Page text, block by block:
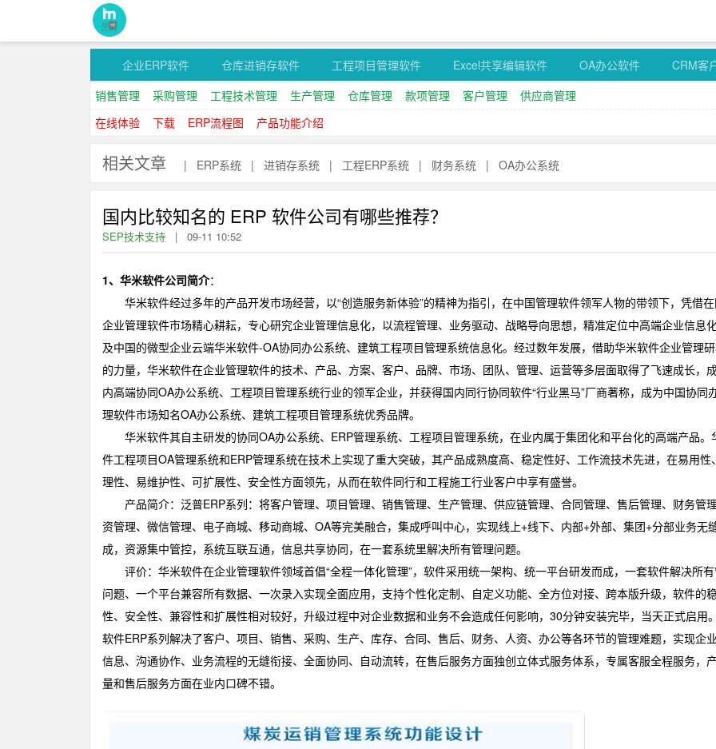
企业ERP软件 仓库进销存软件 工程项目管理软件 Excel共享编辑软件 OA办公软件
CRM客
销售管理
采购管理 工程技术管理 生产管理 仓库管理 款项管理 客户管理
供应商管理
在线体验
下载 ERP流程图 产品功能介绍
相关文章 | ERP系统 | 进销存系统 | 工程ERP系统 | 财务系统 | OA办公系统
国内比较知名的 ERP 软件公司有哪些推荐？
SEP技术支持 | 09-11 10:52
1、华米软件公司简介：
华米软件经过多年的产品开发市场经营，以“创造服务新体验”的精神为指引，在中国管理软件领军人物的带领下，凭借
企业管理软件市场精心耕耘，专心研究企业管理信息化，以流程管理、业务驱动、战略导向思想，精准定位中高端企业信息
及中国的微型企业云端华米软件-OA协同办公系统、建筑工程项目管理系统信息化。经过数年发展，借助华米软件企业管理
的力量，华米软件在企业管理软件的技术、产品、方案、客户、品牌、市场、团队、管理、运营等多层面取得了飞速成长，
内高端协同OA办公系统、工程项目管理系统行业的领军企业，并获得国内同行协同软件“行业黑马”厂商著称，成为中国协同
理软件市场知名OA办公系统、建筑工程项目管理系统优秀品牌。
华米软件其自主研发的协同OA办公系统、ERP管理系统、工程项目管理系统，在业内属于集团化和平台化的高端产品。
件工程项目OA管理系统和ERP管理系统在技术上实现了重大突破，其产品成熟度高、稳定性好、工作流技术先进，在易用性
理性、易维护性、可扩展性、安全性方面领先，从而在软件同行和工程施工行业客户中享有盛誉。
产品简介：泛普ERP系列：将客户管理、项目管理、销售管理、生产管理、供应链管理、合同管理、售后管理、财务管
资管理、微信管理、电子商城、移动商城、OA等完美融合，集成呼叫中心，实现线上+线下、内部+外部、集团+分部业务无
成，资源集中管控，系统互联互通，信息共享协同，在一套系统里解决所有管理问题。
评价：华米软件在企业管理软件领域首倡“全程一体化管理”，软件采用统一架构、统一平台研发而成，一套软件解决所
问题、一个平台兼容所有数据、一次录入实现全面应用，支持个性化定制、自定义功能、全方位对接、跨本版升级，软件的
性、安全性、兼容性和扩展性相对较好，升级过程中对企业数据和业务不会造成任何影响，30分钟安装完毕，当天正式启用
软件ERP系列解决了客户、项目、销售、采购、生产、库存、合同、售后、财务、人资、办公等各环节的管理难题，实现企
信息、沟通协作、业务流程的无缝衔接、全面协同、自动流转，在售后服务方面独创立体式服务体系，专属客服全程服务，
量和售后服务方面在业内口碑不错。